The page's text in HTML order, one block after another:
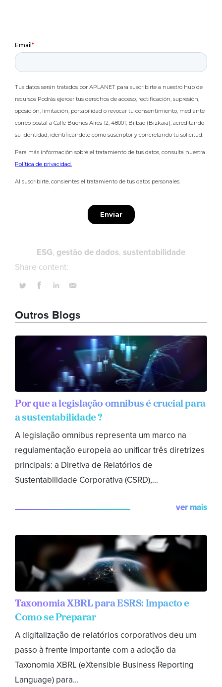
ESG gestão de dados sustentabilidade
Share content:
Outros Blogs
Por que a legislação omnibus é crucial para
a sustentabilidade ?
A legislação omnibus representa um marco na
regulamentação europeia ao unificar três diretrizes
principais: a Diretiva de Relatórios de
Sustentabilidade Corporativa (CSRD),...
ver mais
Taxonomia XBRL para ESRS: Impacto e
Como se Preparar
A digitalização de relatórios corporativos deu um
passo à frente importante com a adoção da
Taxonomia XBRL (eXtensible Business Reporting
Language) para...